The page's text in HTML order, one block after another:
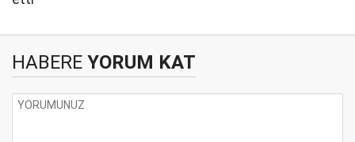
HABERE YORUM KAT